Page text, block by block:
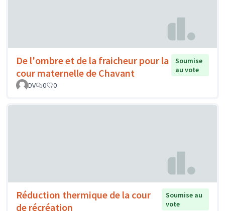
De l'ombre et de la fraicheur pour la
cour maternelle de Chavant
Soumise
au vote
DV
0 0
Réduction thermique de la cour
de récréation
Soumise au
vote